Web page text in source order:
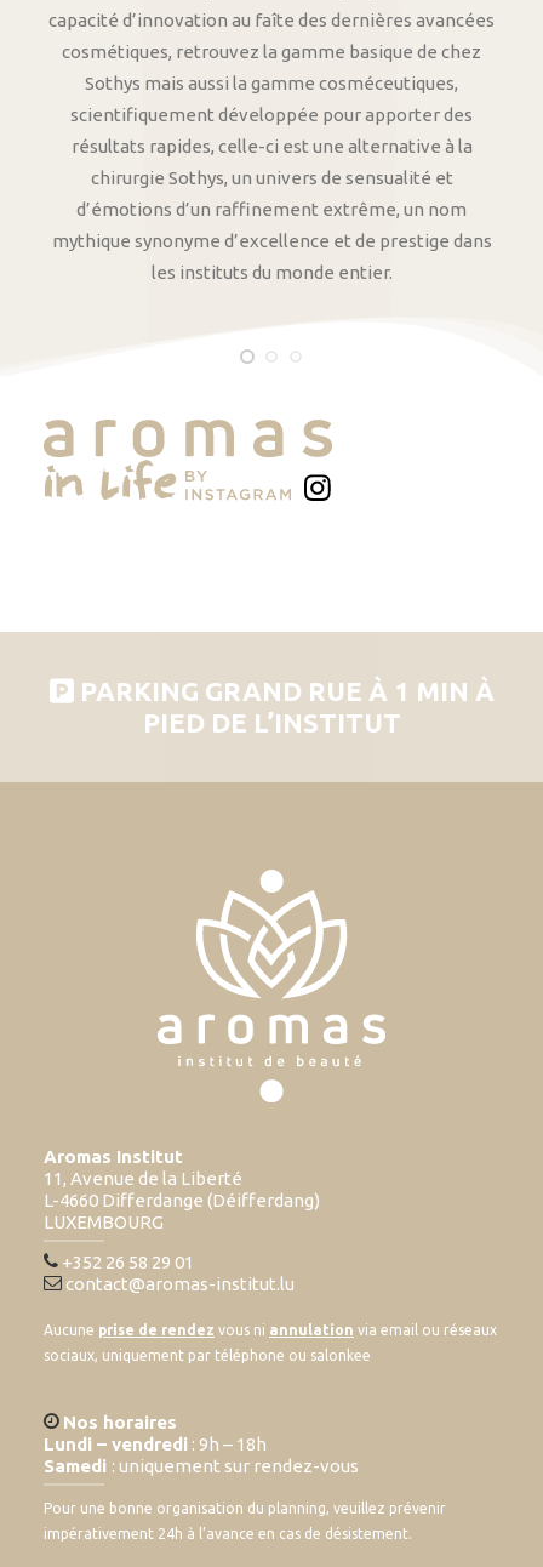
capacité d’innovation au faîte des dernières avancées
cosmétiques, retrouvez la gamme basique de chez
Sothys mais aussi la gamme cosméceutiques,
scientifiquement développée pour apporter des
résultats rapides, celle-ci est une alternative à la
chirurgie Sothys, un univers de sensualité et
d’émotions d’un raffinement extrême, un nom
mythique synonyme d’excellence et de prestige dans
les instituts du monde entier.
PARKING GRAND RUE À 1 MIN À
PIED DE L’INSTITUT
Aromas Institut
11, Avenue de la Liberté
L-4660 Differdange (Déifferdang)
LUXEMBOURG
+352 26 58 29 01
contact@aromas-institut.lu
Aucune prise de rendez vous ni annulation via email ou réseaux
sociaux, uniquement par téléphone ou salonkee
Nos horaires
Lundi – vendredi : 9h – 18h
Samedi : uniquement sur rendez-vous
Pour une bonne organisation du planning, veuillez prévenir
impérativement 24h à l’avance en cas de désistement.